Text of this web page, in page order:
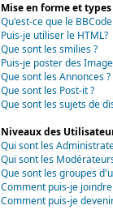
Mise en forme et
Qu'est-ce que le BBCode
Puis-je utiliser le HTML?
Que sont les smilies ?
Puis-je poster des
Que sont les Annonces ?
Que sont les Post-it ?
Que sont les sujets de
Niveaux des
Qui sont les
Qui sont les
Que sont les groupes
Comment puis-je
Comment puis-je